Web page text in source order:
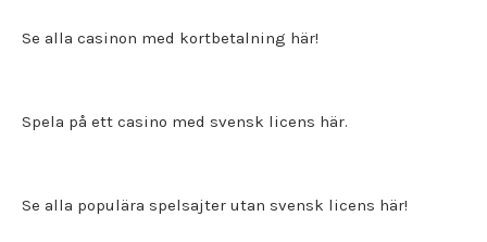
Se alla casinon med kortbetalning här!
Spela på ett casino med svensk licens här.
Se alla populära spelsajter utan svensk licens här!